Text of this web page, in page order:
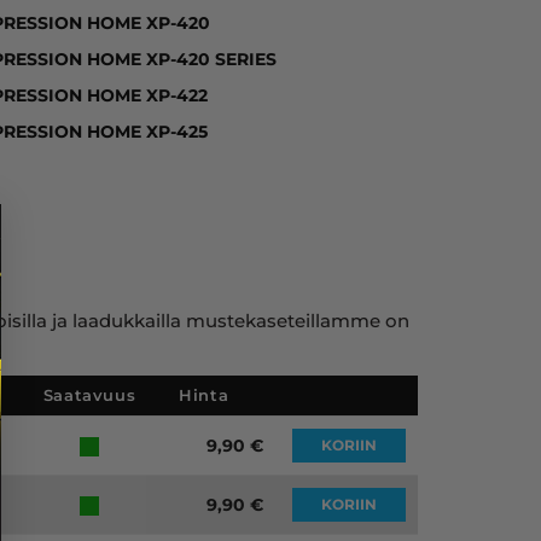
HOME XP-420
HOME XP-420 SERIES
HOME XP-422
HOME XP-425
ja laadukkailla mustekaseteillamme on
Saatavuus Hinta
9,90€ KORIIN
9,90€ KORIIN